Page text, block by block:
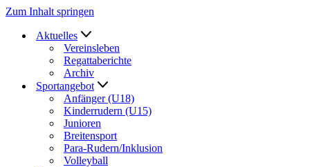
Zum Inhalt springen
Aktuelles
Vereinsleben
Regattaberichte
Archiv
Sportangebot
Anfänger (U18)
Kinderrudern (U15)
Junioren
Breitensport
Para-Rudern/Inklusion
Volleyball